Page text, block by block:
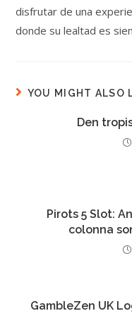
disfrutar de una
donde su lealtad es
YOU MIGHT ALSO
Den
Pirots 5 Slot:
colonna
GambleZen UK